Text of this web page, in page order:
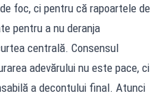
foc, ci pentru că rapoartele de
pentru a nu deranja
centrală. Consensul
adevărului nu este pace, ci
a decontului final. Atunci